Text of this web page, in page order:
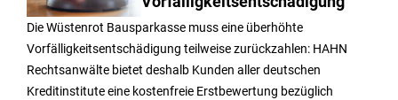
Die Wüstenrot Bausparkasse muss eine überhöhte
Vorfälligkeitsentschädigung teilweise zurückzahlen: HAHN
Rechtsanwälte bietet deshalb Kunden aller deutschen
Kreditinstitute eine kostenfreie Erstbewertung bezüglich